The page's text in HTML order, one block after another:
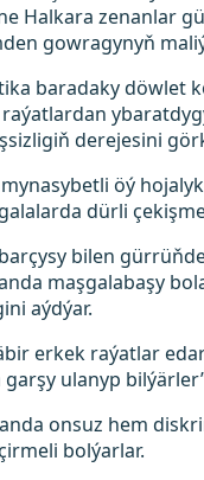
Halkara zenanlar
gowragynyň
baradaky döwlet
derejesini
öý
dürli
bilen
maşgalabaşy
aýdýar.
erkek raýatlar
ulanyp
onsuz hem
bolýarlar.